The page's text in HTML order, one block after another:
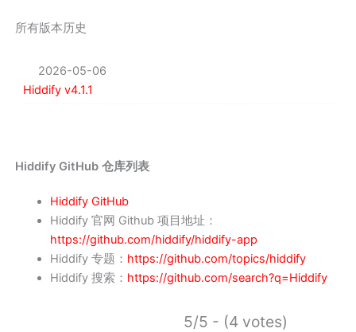
所有版本历史
2026-05-06
Hiddify v4.1.1
Hiddify GitHub 仓库列表
Hiddify GitHub
Hiddify 官网 Github 项目地址：
https://github.com/hiddify/hiddify-app
Hiddify 专题： https://github.com/topics/hiddify
Hiddify 搜索： https://github.com/search?q=Hiddify
5/5 - (4 votes)